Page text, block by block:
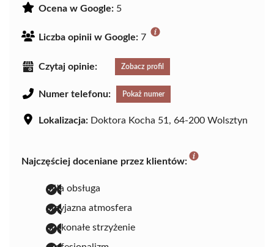
Ocena w Google: 5
Liczba opinii w Google: 7
Czytaj opinie: Zobacz profil
Numer telefonu: Pokaż numer
Lokalizacja: Doktora Kocha 51, 64-200 Wolsztyn
Najczęściej doceniane przez klientów:
miła obsługa
przyjazna atmosfera
doskonałe strzyżenie